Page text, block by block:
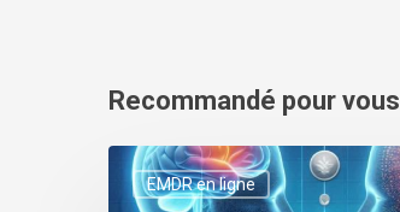
Recommandé pour vous
EMDR en ligne
L'essor
des